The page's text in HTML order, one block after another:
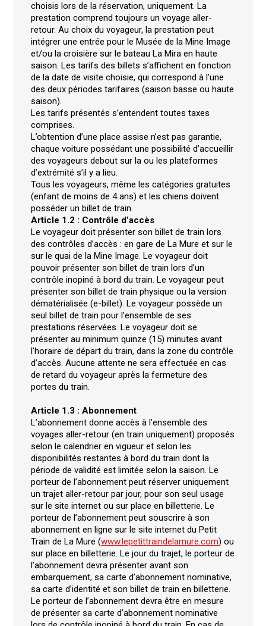
choisis lors de la réservation, uniquement. La
prestation comprend toujours un voyage aller-
retour. Au choix du voyageur, la prestation peut
intégrer une entrée pour le Musée de la Mine Image
et/ou la croisière sur le bateau La Mira en haute
saison. Les tarifs des billets s’affichent en fonction
de la date de visite choisie, qui correspond à l’une
des deux périodes tarifaires (saison basse ou haute
saison).
Les tarifs présentés s’entendent toutes taxes
comprises.
L’obtention d’une place assise n’est pas garantie,
chaque voiture possédant une possibilité d’accueillir
des voyageurs debout sur la ou les plateformes
d’extrémité s’il y a lieu.
Tous les voyageurs, même les catégories gratuites
(enfant de moins de 4 ans) et les chiens doivent
posséder un billet de train.
Article 1.2 : Contrôle d’accès
Le voyageur doit présenter son billet de train lors
des contrôles d’accès : en gare de La Mure et sur le
sur le quai de la Mine Image. Le voyageur doit
pouvoir présenter son billet de train lors d’un
contrôle inopiné à bord du train. Le voyageur peut
présenter son billet de train physique ou la version
dématérialisée (e-billet). Le voyageur possède un
seul billet de train pour l’ensemble de ses
prestations réservées. Le voyageur doit se
présenter au minimum quinze (15) minutes avant
l’horaire de départ du train, dans la zone du contrôle
d’accès. Aucune attente ne sera effectuée en cas
de retard du voyageur après la fermeture des
portes du train.
Article 1.3 : Abonnement
L’abonnement donne accès à l’ensemble des
voyages aller-retour (en train uniquement) proposés
selon le calendrier en vigueur et selon les
disponibilités restantes à bord du train dont la
période de validité est limitée selon la saison. Le
porteur de l’abonnement peut réserver uniquement
un trajet aller-retour par jour, pour son seul usage
sur le site internet ou sur place en billetterie. Le
porteur de l’abonnement peut souscrire à son
abonnement en ligne sur le site internet du Petit
Train de La Mure (www.lepetittraindelamure.com) ou
sur place en billetterie. Le jour du trajet, le porteur de
l’abonnement devra présenter avant son
embarquement, sa carte d’abonnement nominative,
sa carte d’identité et son billet de train en billetterie.
Le porteur de l’abonnement devra être en mesure
de présenter sa carte d’abonnement nominative